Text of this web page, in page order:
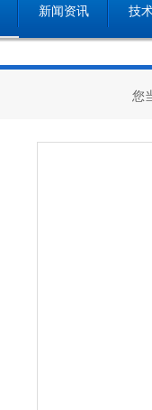
新闻资讯 技
您